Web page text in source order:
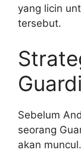
yang licin
tersebut.
Sebelum
seorang
akan